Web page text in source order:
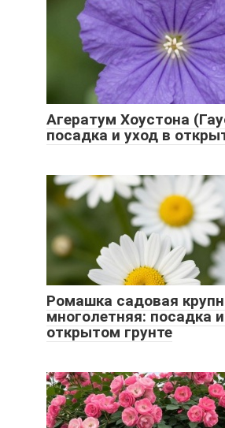
Агератум Хоустона
посадка и уход в
Ромашка садовая
многолетняя: посадка
открытом грунте